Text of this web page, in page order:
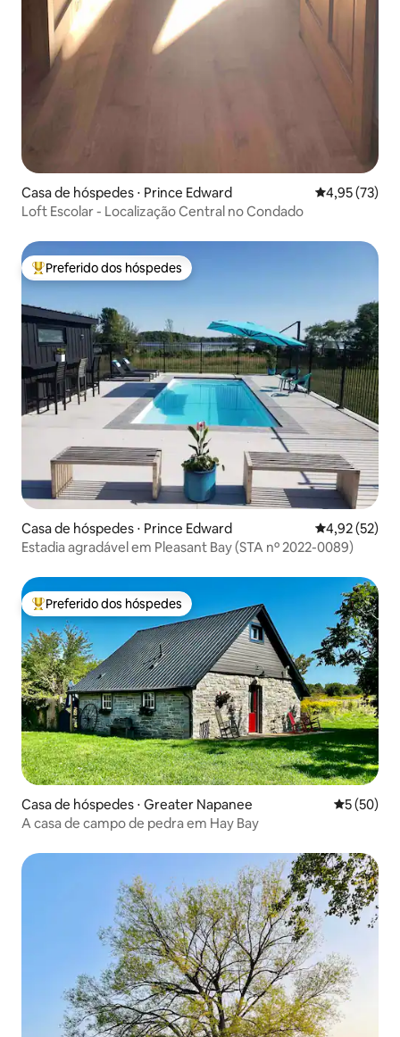
Casa de hóspedes ⋅ Prince Edward 4,95 de uma
4,95 (73)
Loft Escolar - Localização Central no Condado
Entre os melhores preferidos dos hóspedes
Preferido dos hóspedes
Casa de hóspedes ⋅ Prince Edward 4,92 de uma
4,92 (52)
Estadia agradável em Pleasant Bay (STA nº 2022-0089)
Entre os melhores preferidos dos hóspedes
Preferido dos hóspedes
Casa de hóspedes ⋅ Greater Napanee 5 de uma
5 (50)
A casa de campo de pedra em Hay Bay